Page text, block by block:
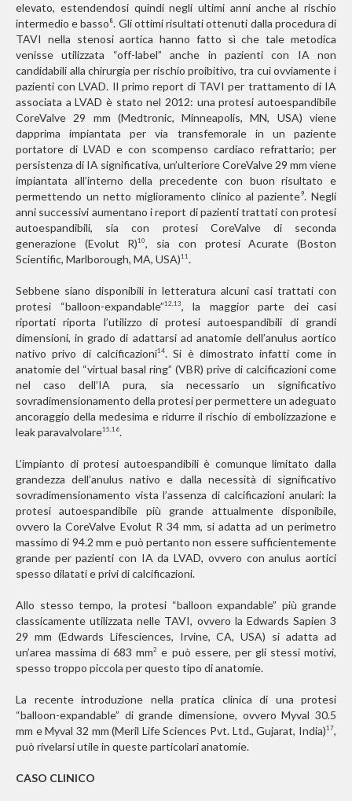
elevato, estendendosi quindi negli ultimi anni anche al rischio
intermedio e basso 8. Gli ottimi risultati ottenuti dalla procedura di
TAVI nella stenosi aortica hanno fatto sì che tale metodica
venisse utilizzata “off-label” anche in pazienti con IA non
candidabili alla chirurgia per rischio proibitivo, tra cui ovviamente i
pazienti con LVAD. Il primo report di TAVI per trattamento di IA
associata a LVAD è stato nel 2012: una protesi autoespandibile
CoreValve 29 mm (Medtronic, Minneapolis, MN, USA) viene
dapprima impiantata per via transfemorale in un paziente
portatore di LVAD e con scompenso cardiaco refrattario; per
persistenza di IA significativa, un’ulteriore CoreValve 29 mm viene
impiantata all’interno della precedente con buon risultato e
permettendo un netto miglioramento clinico al paziente9. Negli
anni successivi aumentano i report di pazienti trattati con protesi
autoespandibili, sia con protesi CoreValve di seconda
generazione (Evolut R)10, sia con protesi Acurate (Boston
Scientific, Marlborough, MA, USA)11.
Sebbene siano disponibili in letteratura alcuni casi trattati con
protesi “balloon-expandable”12,13, la maggior parte dei casi
riportati riporta l’utilizzo di protesi autoespandibili di grandi
dimensioni, in grado di adattarsi ad anatomie dell’anulus aortico
nativo privo di calcificazioni14. Si è dimostrato infatti come in
anatomie del “virtual basal ring” (VBR) prive di calcificazioni come
nel caso dell’IA pura, sia necessario un significativo
sovradimensionamento della protesi per permettere un adeguato
ancoraggio della medesima e ridurre il rischio di embolizzazione e
leak paravalvolare15,16.
L’impianto di protesi autoespandibili è comunque limitato dalla
grandezza dell’anulus nativo e dalla necessità di significativo
sovradimensionamento vista l’assenza di calcificazioni anulari: la
protesi autoespandibile più grande attualmente disponibile,
ovvero la CoreValve Evolut R 34 mm, si adatta ad un perimetro
massimo di 94.2 mm e può pertanto non essere sufficientemente
grande per pazienti con IA da LVAD, ovvero con anulus aortici
spesso dilatati e privi di calcificazioni.
Allo stesso tempo, la protesi “balloon expandable” più grande
classicamente utilizzata nelle TAVI, ovvero la Edwards Sapien 3
29 mm (Edwards Lifesciences, Irvine, CA, USA) si adatta ad
un’area massima di 683 mm2 e può essere, per gli stessi motivi,
spesso troppo piccola per questo tipo di anatomie.
La recente introduzione nella pratica clinica di una protesi
“balloon-expandable” di grande dimensione, ovvero Myval 30.5
mm e Myval 32 mm (Meril Life Sciences Pvt. Ltd., Gujarat, India)17,
può rivelarsi utile in queste particolari anatomie.
CASO CLINICO